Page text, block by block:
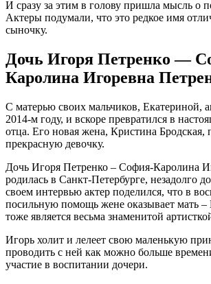
И сразу за этим в голову пришла мысль о
Актеры подумали, что это редкое имя
сыночку.
Дочь Игоря Петренко —
Каролина Игоревна
С матерью своих мальчиков, Екатериной,
2014-м году, и вскоре превратился в
отца. Его новая жена, Кристина Бродская,
прекрасную девочку.
Дочь Игоря Петренко – София-Каролина
родилась в Санкт-Петербурге, незадолго
своем интервью актер поделился, что в
посильную помощь жене оказывает мать –
тоже является весьма знаменитой
Игорь холит и лелеет свою маленькую
проводить с ней как можно больше
участие в воспитании дочери.